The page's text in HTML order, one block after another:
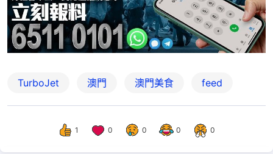
TurboJet 澳門 澳門美食 feed
1 0 0 0 0